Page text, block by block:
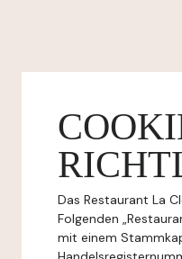
Das Restaurant La
Folgenden
mit einem